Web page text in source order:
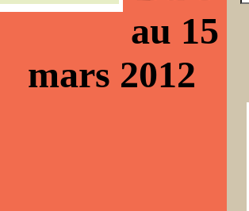
au 15
mars 2012